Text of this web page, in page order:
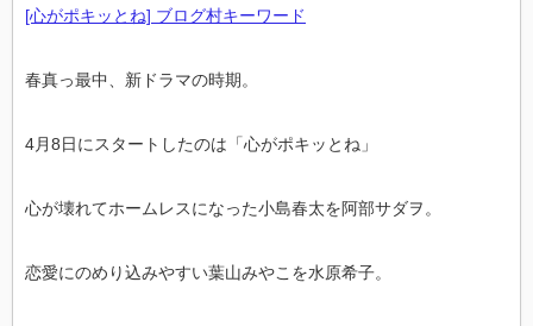
[心がポキッとね] ブログ村キーワード
春真っ最中、新ドラマの時期。
4月8日にスタートしたのは「心がポキッとね」
心が壊れてホームレスになった小島春太を阿部サダヲ。
恋愛にのめり込みやすい葉山みやこを水原希子。